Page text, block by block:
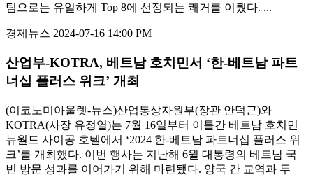
팀으로는 유일하게 Top 8에 선정되는 쾌거를 이뤘다. ...
경제뉴스 2024-07-16 14:00 PM
산업부-KOTRA, 베트남 호치민서 ‘한-베트남 파트
너십 플러스 위크’ 개최
(이코노미아울렛-뉴스)산업통상자원부(장관 안덕근)와
KOTRA(사장 유정열)는 7월 16일부터 이틀간 베트남 호치민
뉴월드 사이공 호텔에서 ‘2024 한-베트남 파트너십 플러스 위
크’를 개최했다. 이번 행사는 지난해 6월 대통령의 베트남 국
빈 방문 성과를 이어가기 위해 마련됐다. 양국 간 교역과 투